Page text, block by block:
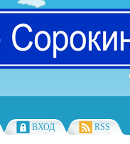
ВХОД RSS